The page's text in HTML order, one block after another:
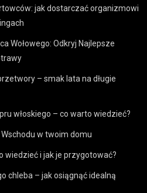
jak dostarczać organizmowi
Wołowego: Odkryj Najlepsze
– smak lata na długie
włoskiego – co warto wiedzieć?
w twoim domu
wiedzieć i jak je przygotować?
chleba – jak osiągnąć idealną